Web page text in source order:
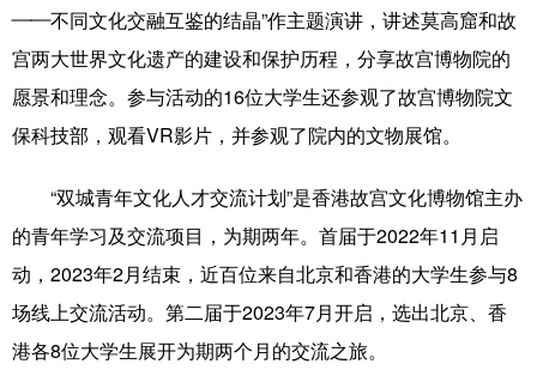
浙江 安徽 福建 江西
山东 河南 湖北 湖南
新疆 内蒙古 黑龙江
多语种频道
——不同文化交融互鉴的结晶”作主题演讲，讲述莫高窟和故
宫两大世界文化遗产的建设和保护历程，分享故宫博物院的
愿景和理念。参与活动的16位大学生还参观了故宫博物院文
保科技部，观看VR影片，并参观了院内的文物展馆。
“双城青年文化人才交流计划”是香港故宫文化博物馆主办
的青年学习及交流项目，为期两年。首届于2022年11月启
动，2023年2月结束，近百位来自北京和香港的大学生参与8
场线上交流活动。第二届于2023年7月开启，选出北京、香
港各8位大学生展开为期两个月的交流之旅。